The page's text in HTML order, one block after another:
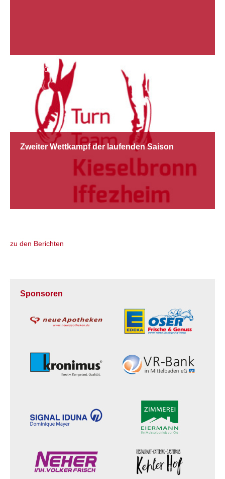
07.10.2013
Zweiter Wettkampf der laufenden Saison
zu den Berichten
Sponsoren